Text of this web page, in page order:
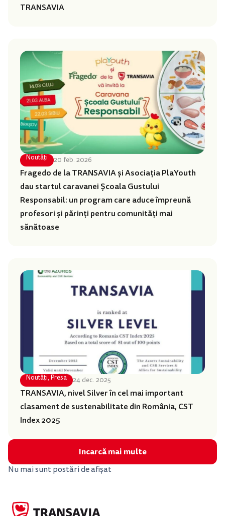
TRANSAVIA
Noutăți 20 feb. 2026
Fragedo de la TRANSAVIA și Asociația PlaYouth
dau startul caravanei Școala Gustului
Responsabil: un program care aduce împreună
profesori și părinți pentru comunități mai
sănătoase
Noutăți, Presa 24 dec. 2025
TRANSAVIA, nivel Silver în cel mai important
clasament de sustenabilitate din România, CST
Index 2025
Incarcă mai multe
Nu mai sunt postări de afișat